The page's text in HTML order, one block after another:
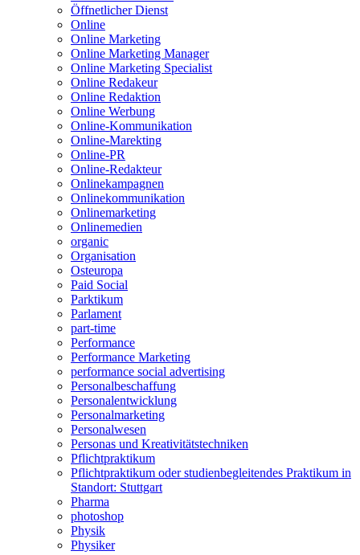
Öffnetlicher Dienst
Online
Online Marketing
Online Marketing Manager
Online Marketing Specialist
Online Redakeur
Online Redaktion
Online Werbung
Online-Kommunikation
Online-Marekting
Online-PR
Online-Redakteur
Onlinekampagnen
Onlinekommunikation
Onlinemarketing
Onlinemedien
organic
Organisation
Osteuropa
Paid Social
Parktikum
Parlament
part-time
Performance
Performance Marketing
performance social advertising
Personalbeschaffung
Personalentwicklung
Personalmarketing
Personalwesen
Personas und Kreativitätstechniken
Pflichtpraktikum
Pflichtpraktikum oder studienbegleitendes Praktikum in
Standort: Stuttgart
Pharma
photoshop
Physik
Physiker